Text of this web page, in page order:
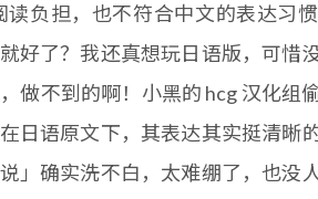
负担，也不符合中文的表达习
好了？我还真想玩日语版，可惜
不到的啊！小黑的 hcg 汉化组
日语原文下，其表达其实挺清晰
」确实洗不白，太难绷了，也没